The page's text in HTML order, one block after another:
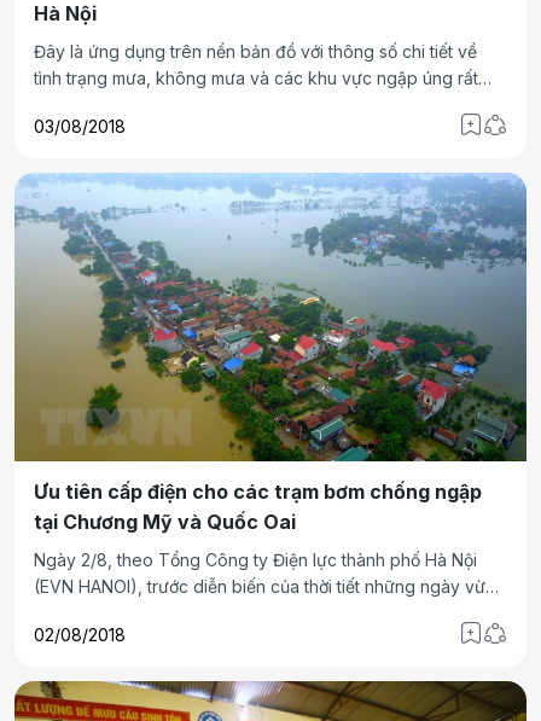
Hà Nội
Đây là ứng dụng trên nền bản đồ với thông số chi tiết về
tình trạng mưa, không mưa và các khu vực ngập úng rất
03/08/2018
Ưu tiên cấp điện cho các trạm bơm chống ngập
tại Chương Mỹ và Quốc Oai
Ngày 2/8, theo Tổng Công ty Điện lực thành phố Hà Nội
(EVN HANOI), trước diễn biến của thời tiết những ngày vừa
đó ngập nặng nhất là huyện Chương Mỹ và Quốc Oai.
02/08/2018